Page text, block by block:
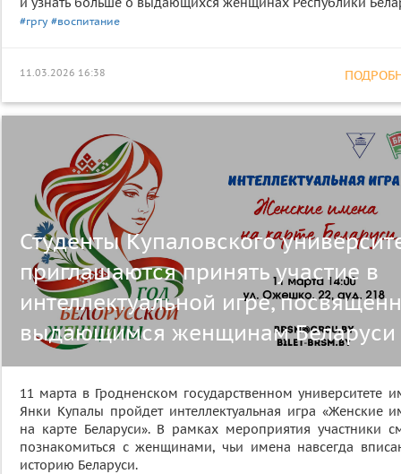
#гргу #воспитание
11.03.2026 16:38
Студенты Купаловского
приглашаются принять участие в
интеллектуальной игре,
выдающимся женщинам Беларуси
11 марта в Гродненском государственном университете
Янки Купалы пройдет интеллектуальная игра «Женские
на карте Беларуси». В рамках мероприятия участники
познакомиться с женщинами, чьи имена навсегда
историю Беларуси.